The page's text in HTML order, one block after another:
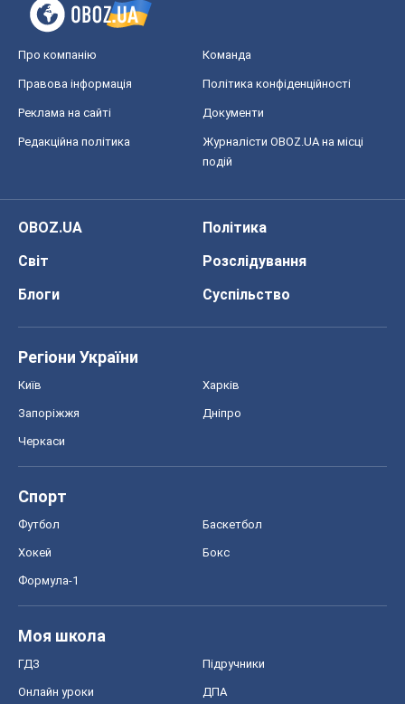
Про компанію Команда
Правова інформація Політика конфіденційності
Реклама на сайті Документи
Редакційна політика
Журналісти OBOZ.UA на місці
подій
OBOZ.UA
Політика
Світ
Розслідування
Блоги
Суспільство
Регіони України
Київ Харків
Запоріжжя Дніпро
Черкаси
Спорт
Футбол Баскетбол
Хокей Бокс
Формула-1
Моя школа
ГДЗ Підручники
Онлайн уроки ДПА